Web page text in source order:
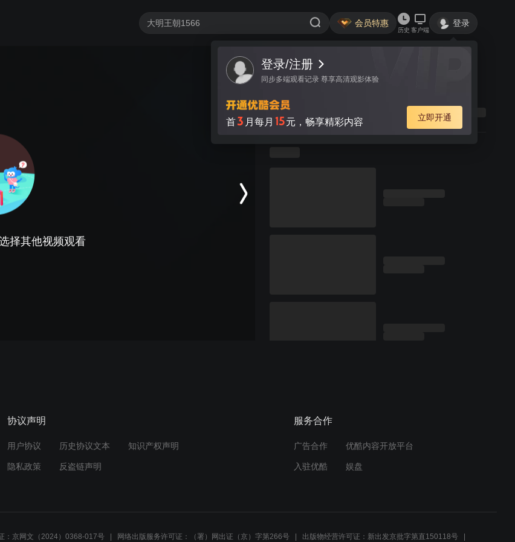
会员特惠
历史 客户端
登录
登录/注册
同步多端观看记录 尊享高清观影体验
首3 月每月 15元，畅享精彩内容 立即开通
择其他视频观看
协议声明
用户协议 历史协议文本 知识产权声明
隐私政策 反盗链声明
服务合作
广告合作 优酷内容开放平台
入驻优酷 娱盘
：京网文（2024）0368-017号 网络出版服务许可证：（署）网出证（京）字第266号 出版物经营许可证：新出发京批字第直150118号